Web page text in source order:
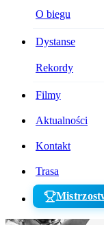
O biegu
Dystanse
Rekordy
Filmy
Aktualności
Kontakt
Trasa